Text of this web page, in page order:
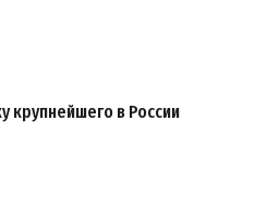
крупнейшего в России